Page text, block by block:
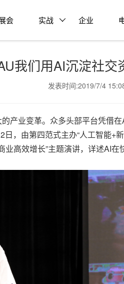
会 实战 企业
我们用AI沉淀社交
发表时间:2019/7/4
业变革。众多头部平台凭借在
，由第四范式主办“人工智能+
高效增长”主题演讲，详述AI在